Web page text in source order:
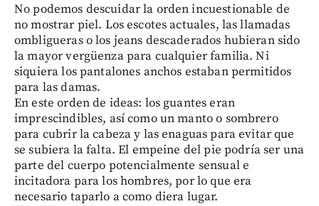
No podemos descuidar la orden incuestionable de
no mostrar piel. Los escotes actuales, las llamadas
ombligueras o los jeans descaderados hubieran sido
la mayor vergüenza para cualquier familia. Ni
siquiera los pantalones anchos estaban permitidos
para las damas.
En este orden de ideas: los guantes eran
imprescindibles, así como un manto o sombrero
para cubrir la cabeza y las enaguas para evitar que
se subiera la falta. El empeine del pie podría ser una
parte del cuerpo potencialmente sensual e
incitadora para los hombres, por lo que era
necesario taparlo a como diera lugar.